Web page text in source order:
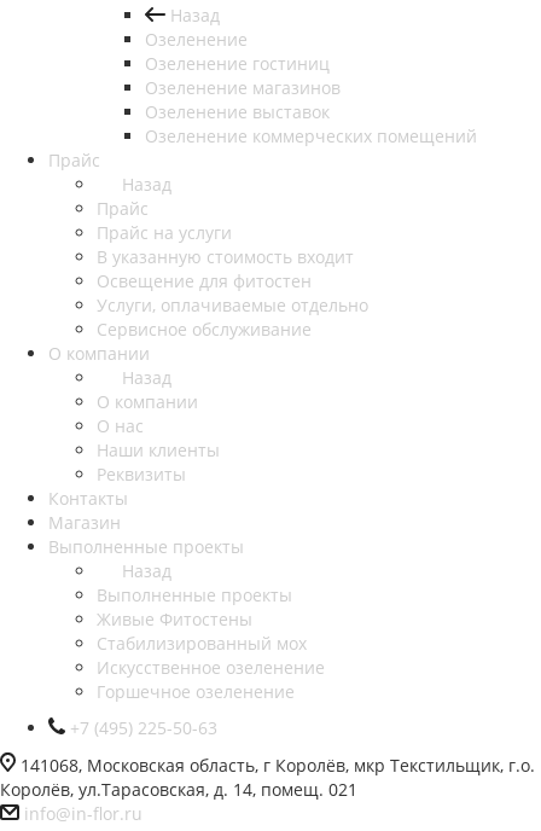
Назад
Озеленение
Озеленение гостиниц
Озеленение магазинов
Озеленение выставок
Озеленение коммерческих помещений
Прайс
Назад
Прайс
Прайс на услуги
В указанную стоимость входит
Освещение для фитостен
Услуги, оплачиваемые отдельно
Сервисное обслуживание
О компании
Назад
О компании
О нас
Наши клиенты
Реквизиты
Контакты
Магазин
Выполненные проекты
Назад
Выполненные проекты
Живые Фитостены
Стабилизированный мох
Искусственное озеленение
Горшечное озеленение
+7 (495) 225-50-63
141068, Московская область, г Королёв, мкр Текстильщик, г.о.
Королёв, ул.Тарасовская, д. 14, помещ. 021
info@in-flor.ru